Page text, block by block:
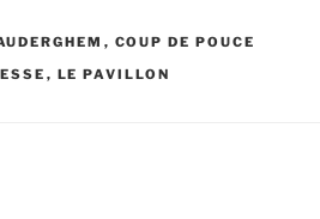
, COUP DE POUCE
, LE PAVILLON